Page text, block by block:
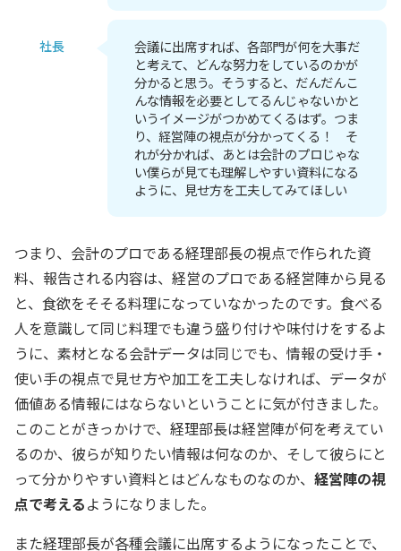
社長
会議に出席すれば、各部門が何を大事だ
と考えて、どんな努力をしているのかが
分かると思う。そうすると、だんだんこ
んな情報を必要としてるんじゃないかと
いうイメージがつかめてくるはず。つま
り、経営陣の視点が分かってくる！ そ
れが分かれば、あとは会計のプロじゃな
い僕らが見ても理解しやすい資料になる
ように、見せ方を工夫してみてほしい
つまり、会計のプロである経理部長の視点で作られた資
料、報告される内容は、経営のプロである経営陣から見る
と、食欲をそそる料理になっていなかったのです。食べる
人を意識して同じ料理でも違う盛り付けや味付けをするよ
うに、素材となる会計データは同じでも、情報の受け手・
使い手の視点で見せ方や加工を工夫しなければ、データが
価値ある情報にはならないということに気が付きました。
このことがきっかけで、経理部長は経営陣が何を考えてい
るのか、彼らが知りたい情報は何なのか、そして彼らにと
って分かりやすい資料とはどんなものなのか、 経営陣の視
点で考えるようになりました。
また経理部長が各種会議に出席するようになったことで、